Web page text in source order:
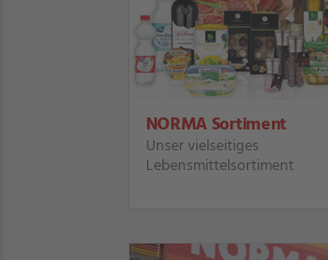
NORMA Sortiment
Unser vielseitiges
Lebensmittelsortiment